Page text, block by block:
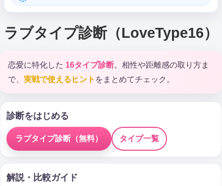
ラブタイプ診断（LoveType16）
恋愛に特化した 16タイプ診断。相性や距離感の取り方ま
で、 実戦で使えるヒント をまとめてチェック。
診断をはじめる
ラブタイプ診断（無料） タイプ一覧
解説・比較ガイド